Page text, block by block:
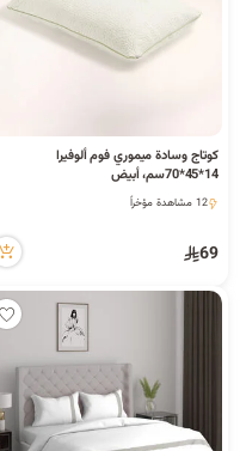
كوتاج وسادة ميموري فوم ألوفيرا
14*45*70سم، أبيض3 كمية متوفرة
12 مشاهدة مؤخراً
3 كمية متوفرة
69